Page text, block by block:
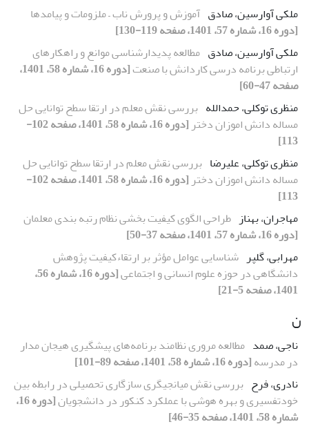
ملکی آوارسین، صادق آموزش و پرورش ناب – ملزومات و پیامدها
[دوره 16، شماره 57، 1401، صفحه 119-130]
ملکی آوارسین، صادق مطالعه پدیدارشناسی موانع و راهکارهای
ارتباطی برنامه درسی کاردانش با صنعت
[دوره 16، شماره 58، 1401،
صفحه 47-60]
منظری توکلی، حمدالله بررسی نقش معلم در ارتقا سطح توانایی حل
مساله دانش اموزان دختر
[دوره 16، شماره 58، 1401، صفحه 102-
113]
منظری توکلی، علیرضا بررسی نقش معلم در ارتقا سطح توانایی حل
مساله دانش اموزان دختر
[دوره 16، شماره 58، 1401، صفحه 102-
113]
مهاجران، بهناز طراحی الگوی کیفیت بخشی نظام رتبه بندی معلمان
[دوره 16، شماره 57، 1401، صفحه 37-50]
مهرابی، گلپر شناسایی عوامل مؤثر بر ارتقاءکیفیت پژوهش
دانشگاهی در حوزه علوم انسانی و اجتماعی
[دوره 16، شماره 56،
1401، صفحه 5-21]
ن
ناجی، صمد مطالعه مروری نظامند برنامه‌های پیشگیری هیجان مدار
در مدرسه[دوره 16، شماره 58، 1401، صفحه 89-101]
نادری، فرح بررسی نقش میانجی‏گری سازگاری تحصیلی در رابطه بین
خودتفسیری و بهره هوشی با عملکرد کنکور در دانشجویان
[دوره 16،
شماره 58، 1401، صفحه 35-46]